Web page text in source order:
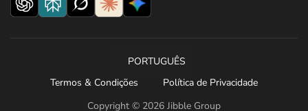
Copyright © 2026 Jibble Group
PORTUGUÊS
Termos & Condições
Política de Privacidade